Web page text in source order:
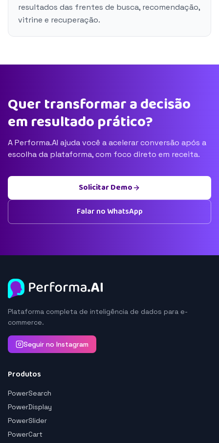
resultados das frentes de busca, recomendação,
vitrine e recuperação.
Quer transformar a decisão
em resultado prático?
A Performa.AI ajuda você a acelerar conversão após a
escolha da plataforma, com foco direto em receita.
Solicitar Demo
Falar no WhatsApp
Plataforma completa de inteligência de dados para e-
commerce.
Seguir no Instagram
Produtos
PowerSearch
PowerDisplay
PowerSlider
PowerCart